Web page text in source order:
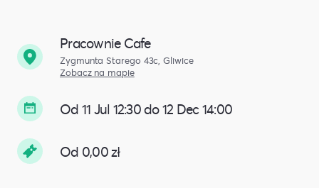
Pracownie Cafe
Zygmunta Starego 43c, Gliwice
Zobacz na mapie
Od 11 Jul 12:30 do 12 Dec 14:00
Od 0,00 zł